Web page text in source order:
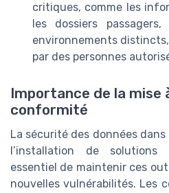
critiques, comme les
les dossiers
environnements
par des personnes
Importance de la mise
conformité
La sécurité des données dans
l’installation de
essentiel de maintenir ces
nouvelles vulnérabilités. Les